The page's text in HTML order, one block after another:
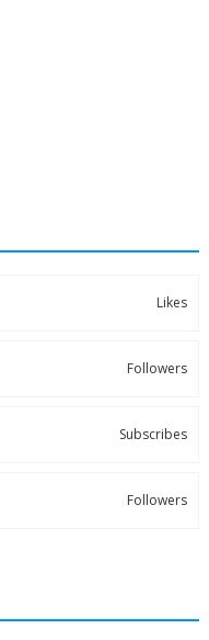
Likes
Followers
Subscribes
Followers